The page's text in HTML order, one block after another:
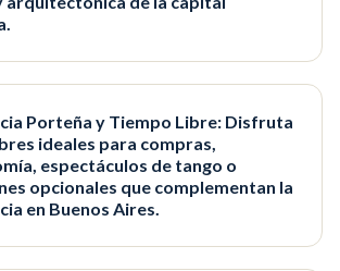
Porteña y Tiempo Libre: Disfruta
ideales para compras,
espectáculos de tango o
opcionales que complementan la
en Buenos Aires.